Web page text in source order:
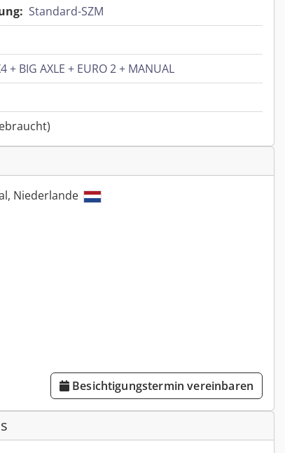
Standard-SZM
+ BIG AXLE + EURO 2 + MANUAL
Niederlande
Besichtigungstermin vereinbaren